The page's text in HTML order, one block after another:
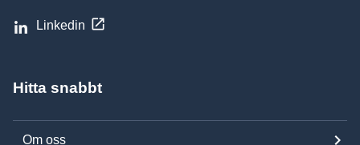
Linkedin
Hitta snabbt
Om oss